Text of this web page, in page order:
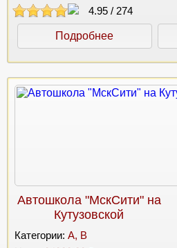
4.95 / 274
Подробнее
Автошкола "МскСити" на
Кутузовской
Категории: A, B